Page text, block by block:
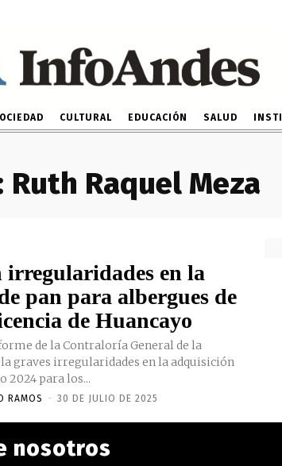
CULTURAL EDUCACIÓN SALUD
Ruth Raquel Meza
irregularidades en la
pan para albergues de
de Huancayo
de la Contraloría General de la
graves irregularidades en la adquisición
2024 para los...
RAMOS - 30 DE JULIO DE 2025
nosotros